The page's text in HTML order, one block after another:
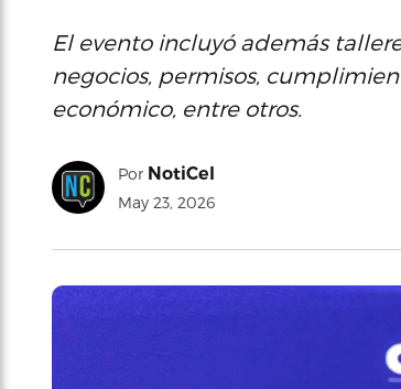
El evento incluyó además
negocios, permisos,
económico, entre otros.
Por NotiCel
May 23, 2026